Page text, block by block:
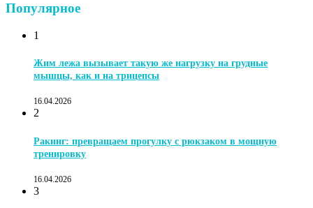
Популярное
1
Жим лежа вызывает такую же нагрузку на грудные
мышцы, как и на трицепсы
16.04.2026
2
Ракинг: превращаем прогулку с рюкзаком в мощную
тренировку
16.04.2026
3